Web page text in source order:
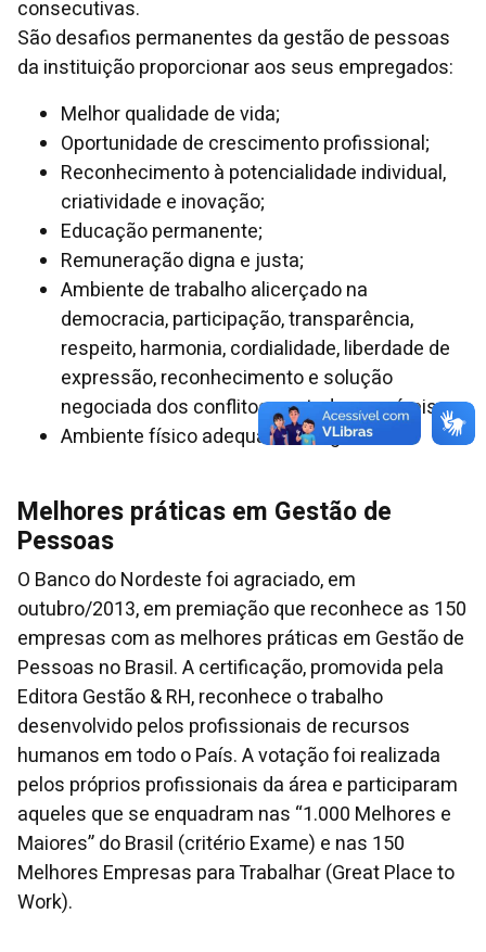
consecutivas.
São desafios permanentes da gestão de pessoas
da instituição proporcionar aos seus empregados:
Melhor qualidade de vida;
Oportunidade de crescimento profissional;
Reconhecimento à potencialidade individual,
criatividade e inovação;
Educação permanente;
Remuneração digna e justa;
Ambiente de trabalho alicerçado na
democracia, participação, transparência,
respeito, harmonia, cordialidade, liberdade de
expressão, reconhecimento e solução
negociada dos conflitos em todos os níveis;
Ambiente físico adequado e seguro.
Melhores práticas em Gestão de
Pessoas
O Banco do Nordeste foi agraciado, em
outubro/2013, em premiação que reconhece as 150
empresas com as melhores práticas em Gestão de
Pessoas no Brasil. A certificação, promovida pela
Editora Gestão & RH, reconhece o trabalho
desenvolvido pelos profissionais de recursos
humanos em todo o País. A votação foi realizada
pelos próprios profissionais da área e participaram
aqueles que se enquadram nas “1.000 Melhores e
Maiores” do Brasil (critério Exame) e nas 150
Melhores Empresas para Trabalhar (Great Place to
Work).